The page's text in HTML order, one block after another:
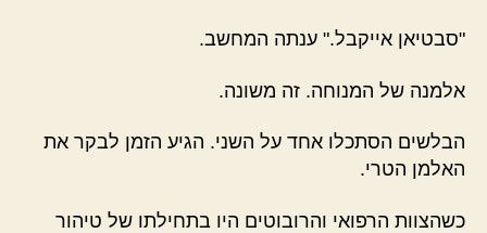
"סבטיאן אייקבל." ענתה המחשב.
אלמנה של המנוחה. זה משונה.
הבלשים הסתכלו אחד על השני. הגיע הזמן לבקר את
האלמן הטרי.
כשהצוות הרפואי והרובוטים היו בתחילתו של טיהור